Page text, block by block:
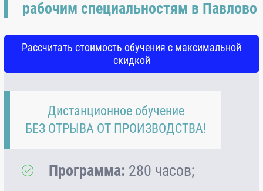
рабочим специальностям в Павлово
Рассчитать стоимость обучения с максимальной
скидкой
Дистанционное обучение
БЕЗ ОТРЫВА ОТ ПРОИЗВОДСТВА!
Программа: 280 часов;